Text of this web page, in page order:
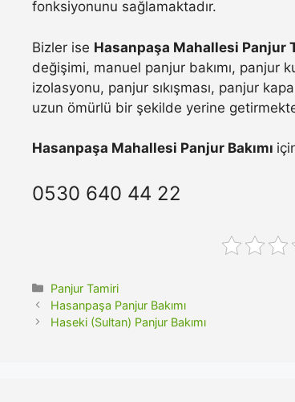
fonksiyonunu sağlamaktadır.
Bizler ise Hasanpaşa Mahallesi Panjur
değişimi, manuel panjur bakımı, panjur
izolasyonu, panjur sıkışması, panjur
uzun ömürlü bir şekilde yerine
Hasanpaşa Mahallesi Panjur Bakımı
0530 640 44 22
Kategoriler
Panjur Tamiri
Hasanpaşa Panjur Bakımı
Haseki (Sultan) Panjur Bakımı